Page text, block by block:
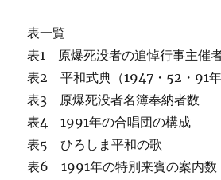
表一覧
表1 原爆死没者の追悼行事主催
表2 平和式典（1947・52・91
表3 原爆死没者名簿奉納者数
表4 1991年の合唱団の構成
表5 ひろしま平和の歌
表6 1991年の特別来賓の案内数